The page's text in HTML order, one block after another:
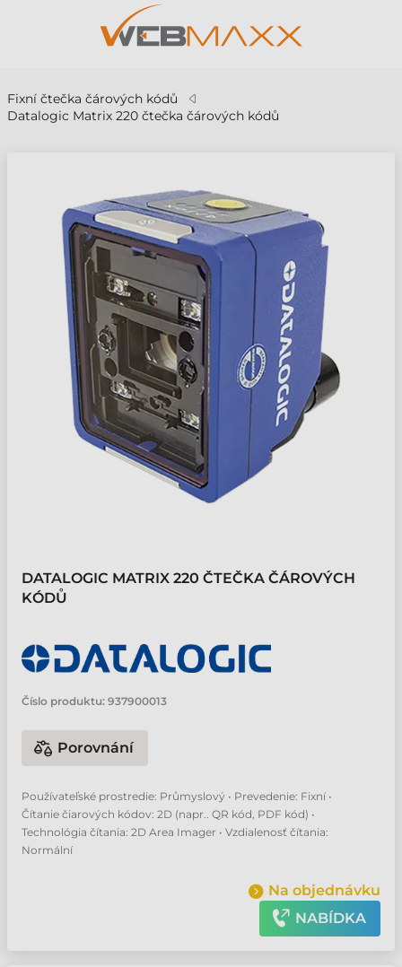
Fixní čtečka čárových kódů
Datalogic Matrix 220 čtečka čárových kódů
DATALOGIC MATRIX 220 ČTEČKA ČÁROVÝCH
KÓDŮ
Číslo produktu: 937900013
Porovnání
Používateľské prostredie: Průmyslový • Prevedenie: Fixní •
Čítanie čiarových kódov: 2D (napr.. QR kód, PDF kód) •
Technológia čítania: 2D Area Imager • Vzdialenosť čítania:
Normální
Na objednávku
NABÍDKA